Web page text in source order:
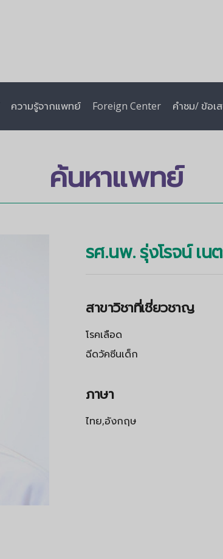
ความรู้จากแพทย์ Foreign Center คำชม/ ข้อเ
ค้นหาแพทย์
รศ.นพ. รุ่งโรจน์ เน
สาขาวิชาที่เชี่ยวชาญ
โรคเลือด
ฉีดวัคซีนเด็ก
ภาษา
ไทย,อังกฤษ